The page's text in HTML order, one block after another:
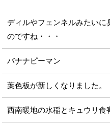
ディルやフェンネルみたいに
のですね・・・
バナナピーマン
葉色板が新しくなりました。
西南暖地の水稲とキュウリ食